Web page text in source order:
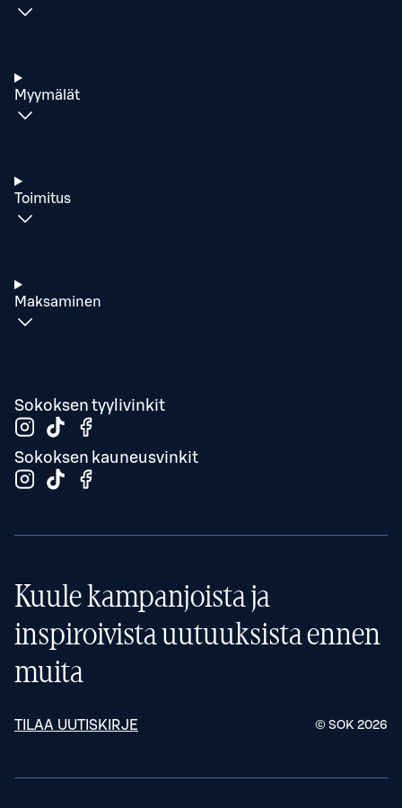
Myymälät
Toimitus
Maksaminen
Sokoksen tyylivinkit
Sokoksen kauneusvinkit
Kuule kampanjoista ja
inspiroivista uutuuksista ennen
muita
TILAA UUTISKIRJE © SOK 2026